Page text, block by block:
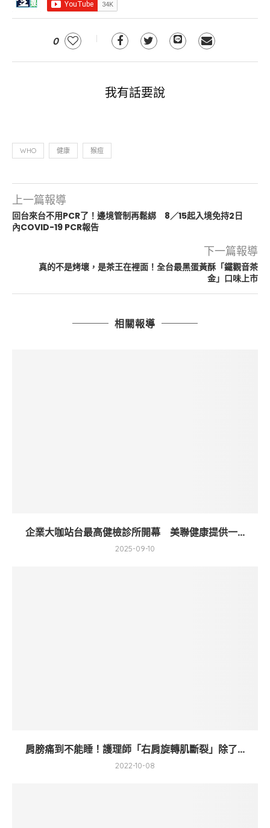
0
我有話要說
WHO 健康 猴痘
上一篇報導
回台來台不用PCR了！邊境管制再鬆綁 8／15起入境免持2日
內COVID-19 PCR報告
下一篇報導
真的不是烤壞，是茶王在裡面！全台最黑蛋黃酥「鐵觀音茶
金」口味上市
相關報導
企業大咖站台最高健檢診所開幕 美聯健康提供一...
2025-09-10
肩膀痛到不能睡！護理師「右肩旋轉肌斷裂」除了...
2022-10-08